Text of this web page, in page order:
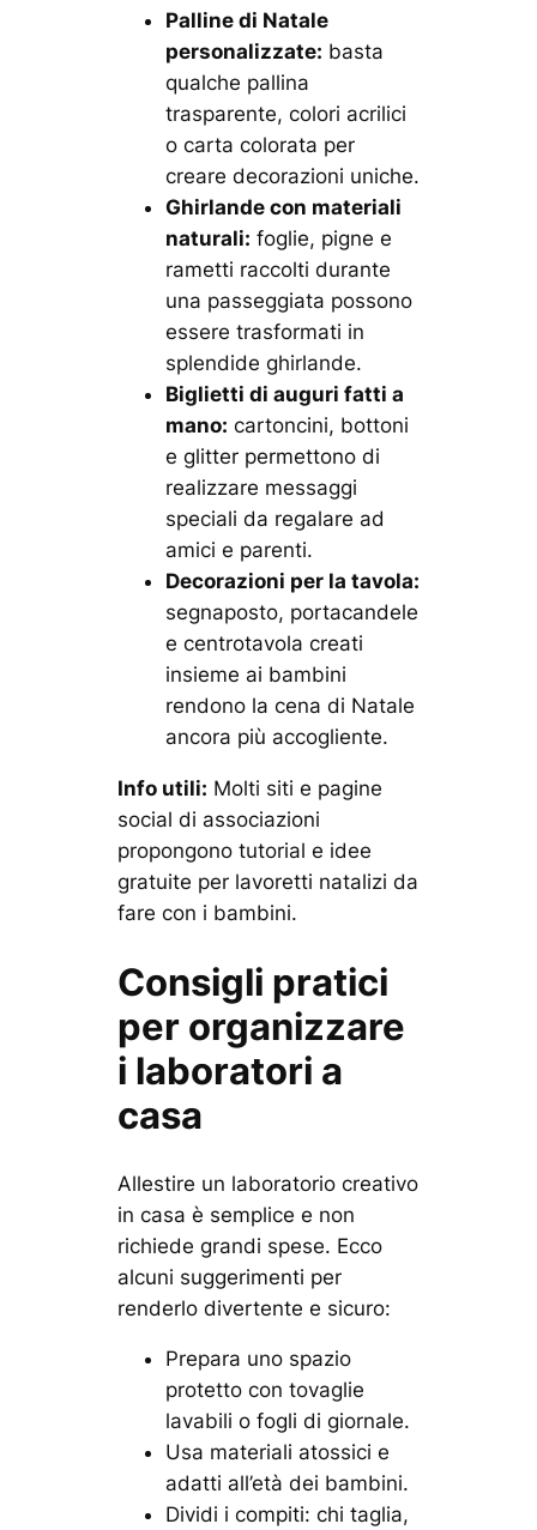
Palline di Natale
personalizzate: basta
qualche pallina
trasparente, colori acrilici
o carta colorata per
creare decorazioni uniche.
Ghirlande con materiali
naturali: foglie, pigne e
rametti raccolti durante
una passeggiata possono
essere trasformati in
splendide ghirlande.
Biglietti di auguri fatti a
mano: cartoncini, bottoni
e glitter permettono di
realizzare messaggi
speciali da regalare ad
amici e parenti.
Decorazioni per la tavola:
segnaposto, portacandele
e centrotavola creati
insieme ai bambini
rendono la cena di Natale
ancora più accogliente.
Info utili: Molti siti e pagine
social di associazioni
propongono tutorial e idee
gratuite per lavoretti natalizi da
fare con i bambini.
Consigli pratici
per organizzare
i laboratori a
casa
Allestire un laboratorio creativo
in casa è semplice e non
richiede grandi spese. Ecco
alcuni suggerimenti per
renderlo divertente e sicuro:
Prepara uno spazio
protetto con tovaglie
lavabili o fogli di giornale.
Usa materiali atossici e
adatti all’età dei bambini.
Dividi i compiti: chi taglia,